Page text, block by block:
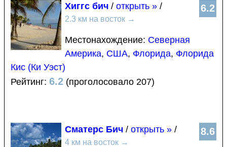
6.2
Хиггс бич / открыть » /
2.3 км на восток →
Местонахождение: Северная
Америка, США, Флорида, Флорида
Кис (Ки Уэст)
Рейтинг: 6.2 (проголосовало 207)
8.6
Сматерс Бич / открыть » /
4 км на восток →